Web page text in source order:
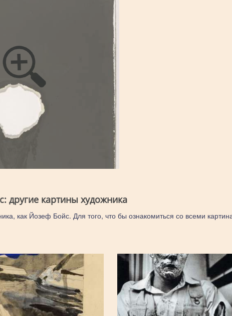
другие картины художника
как Йозеф Бойс. Для того, что бы ознакомиться со всеми